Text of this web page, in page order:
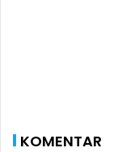
KOMENTAR